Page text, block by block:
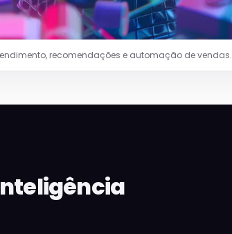
recomendações e automação de vendas.